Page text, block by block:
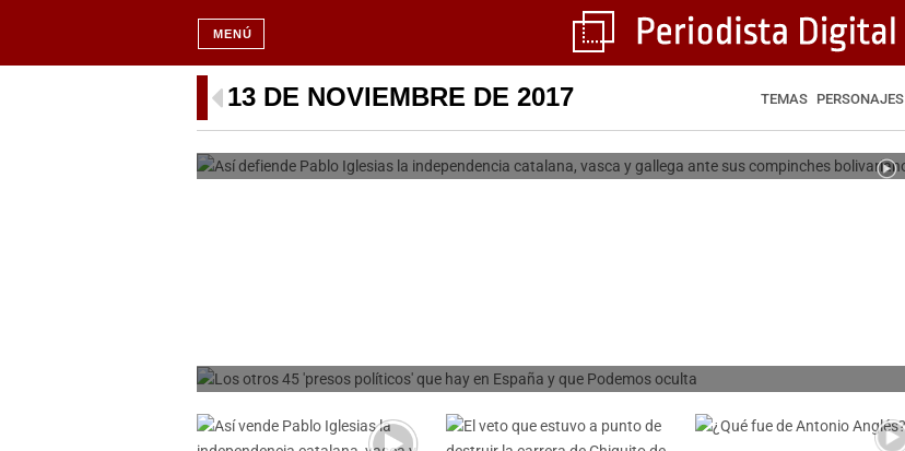
MENÚ
13 DE NOVIEMBRE DE 2017 TEMAS PERSONAJES
Así defiende Pablo Iglesias la independencia catalana,
vasca y gallega ante sus compinches bolivarianos